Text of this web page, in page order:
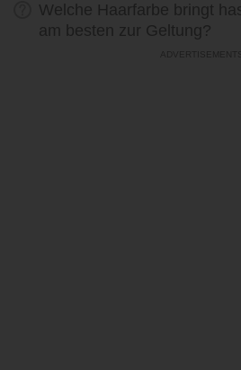
Welche Haarfarbe bringt
am besten zur Geltung?